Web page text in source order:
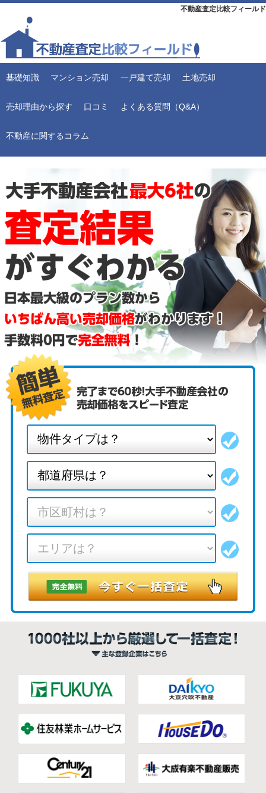
不動産査定比較フィールド
基礎知識 マンション売却 一戸建て売却 土地売却
売却理由から探す 口コミ よくある質問（Q&A）
不動産に関するコラム